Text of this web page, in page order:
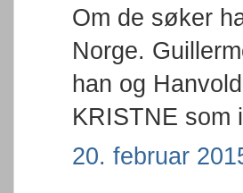
Om de søker
Norge.
han og
KRISTNE som
20. februar